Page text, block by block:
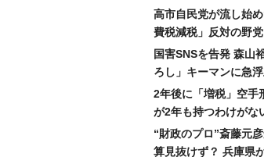
高市自民党が流し始
費税減税」反対の野
国害SNSを告発 森山
ろし」キーマンに急
2年後に「増税」空手
が2年も持つわけがな
“財政のプロ”斎藤元
算見抜けず？ 兵庫県